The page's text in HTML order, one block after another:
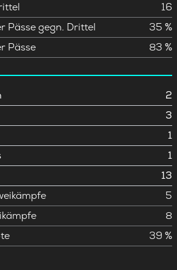
16
Pässe gegn. Drittel
35 %
Pässe
83 %
2
3
1
1
13
5
8
39 %